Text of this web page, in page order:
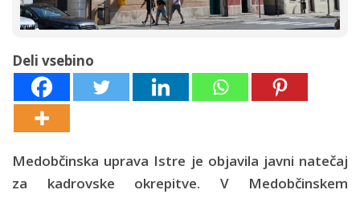
Deli vsebino
Medobčinska uprava Istre je objavila javni natečaj
za kadrovske okrepitve. V Medobčinskem